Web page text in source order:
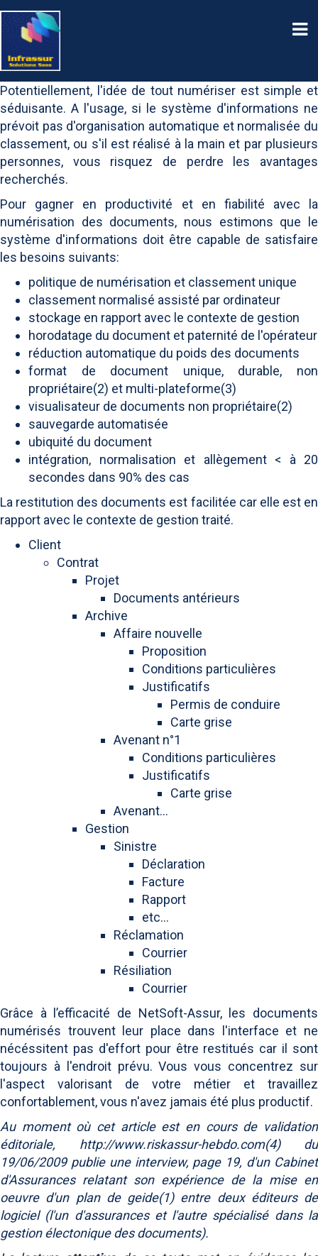
Potentiellement, l'idée de tout numériser est simple et
séduisante. A l'usage, si le système d'informations ne
prévoit pas d'organisation automatique et normalisée du
classement, ou s'il est réalisé à la main et par plusieurs
personnes, vous risquez de perdre les avantages
recherchés.
Pour gagner en productivité et en fiabilité avec la
numérisation des documents, nous estimons que le
système d'informations doit être capable de satisfaire
les besoins suivants:
politique de numérisation et classement unique
classement normalisé assisté par ordinateur
stockage en rapport avec le contexte de gestion
horodatage du document et paternité de l'opérateur
réduction automatique du poids des documents
format de document unique, durable, non
propriétaire(2) et multi-plateforme(3)
visualisateur de documents non propriétaire(2)
sauvegarde automatisée
ubiquité du document
intégration, normalisation et allègement < à 20
secondes dans 90% des cas
La restitution des documents est facilitée car elle est en
rapport avec le contexte de gestion traité.
Client
Contrat
Projet
Documents antérieurs
Archive
Affaire nouvelle
Proposition
Conditions particulières
Justificatifs
Permis de conduire
Carte grise
Avenant n°1
Conditions particulières
Justificatifs
Carte grise
Avenant...
Gestion
Sinistre
Déclaration
Facture
Rapport
etc...
Réclamation
Courrier
Résiliation
Courrier
Grâce à l’efficacité de NetSoft-Assur, les documents
numérisés trouvent leur place dans l'interface et ne
nécéssitent pas d'effort pour être restitués car il sont
toujours à l'endroit prévu. Vous vous concentrez sur
l'aspect valorisant de votre métier et travaillez
confortablement, vous n'avez jamais été plus productif.
Au moment où cet article est en cours de validation
éditoriale, http://www.riskassur-hebdo.com(4) du
19/06/2009 publie une interview, page 19, d'un Cabinet
d'Assurances relatant son expérience de la mise en
oeuvre d'un plan de geide(1) entre deux éditeurs de
logiciel (l'un d'assurances et l'autre spécialisé dans la
gestion électonique des documents).